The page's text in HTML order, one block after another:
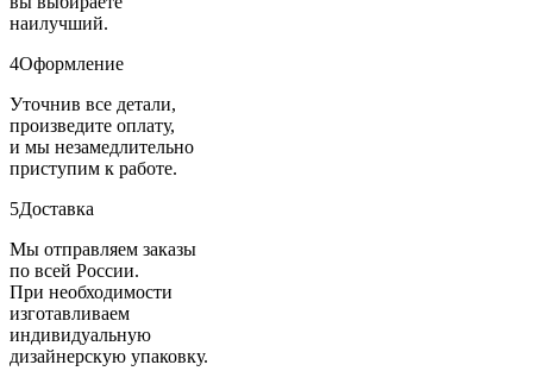
наилучший.
4Оформление
Уточнив все детали,
произведите оплату,
и мы незамедлительно
приступим к работе.
5Доставка
Мы отправляем заказы
по всей России.
При необходимости
изготавливаем
индивидуальную
дизайнерскую упаковку.